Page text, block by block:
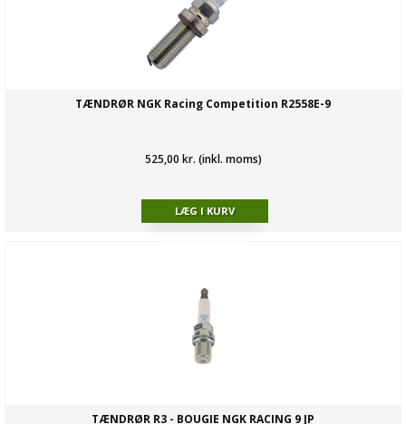
TÆNDRØR NGK Racing Competition R2558E-9
525,00 kr. (inkl. moms)
TÆNDRØR R3 - BOUGIE NGK RACING 9 JP